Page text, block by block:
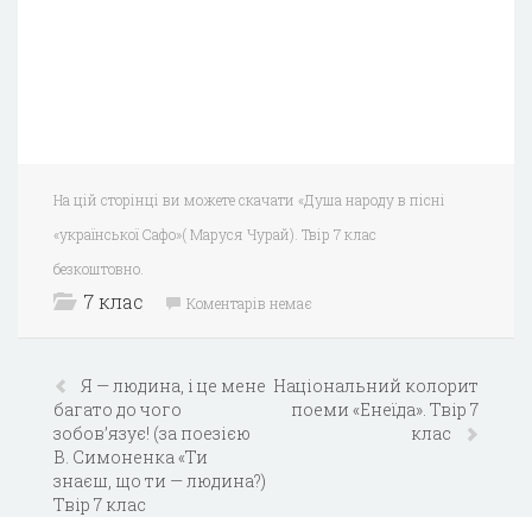
На цій сторінці ви можете скачати «Душа народу в пісні
«української Сафо»( Маруся Чурай). Твір 7 клас
безкоштовно.
7 клас Коментарів немає
Я — людина, і це мене
багато до чого
зобов’язує! (за поезією
В. Симоненка «Ти
знаєш, що ти — людина?)
Твір 7 клас
Національний колорит
поеми «Енеїда». Твір 7
клас